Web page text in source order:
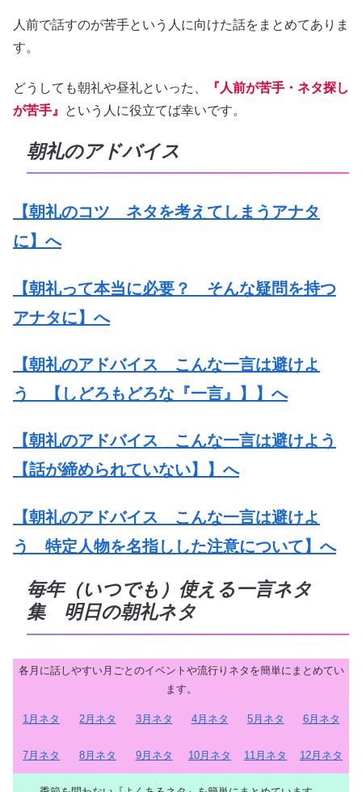
人前で話すのが苦手という人に向けた話をまとめてありま
す。
どうしても朝礼や昼礼といった、
『人前が苦手・ネタ探し
が苦手』
という人に役立てば幸いです。
朝礼のアドバイス
【朝礼のコツ ネタを考えてしまうアナタ
に】へ
【朝礼って本当に必要？ そんな疑問を持つ
アナタに】へ
【朝礼のアドバイス こんな一言は避けよ
う 【しどろもどろな『一言』】】へ
【朝礼のアドバイス こんな一言は避けよう
【話が締められていない】】へ
【朝礼のアドバイス こんな一言は避けよ
う 特定人物を名指しした注意について】へ
毎年（いつでも）使える一言ネタ
集 明日の朝礼ネタ
各月に話しやすい月ごとのイベントや流行りネタを簡単にまとめてい
ます。
1月ネタ 2月ネタ 3月ネタ 4月ネタ 5月ネタ 6月ネタ
7月ネタ 8月ネタ 9月ネタ 10月ネタ 11月ネタ 12月ネタ